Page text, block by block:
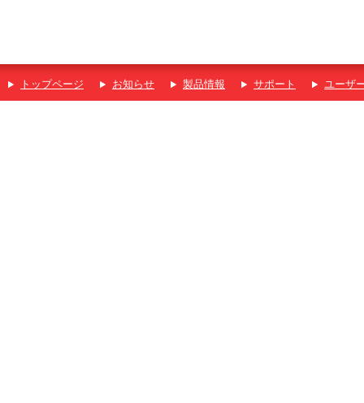
トップページ お知らせ 製品情報 サポート ユーザ